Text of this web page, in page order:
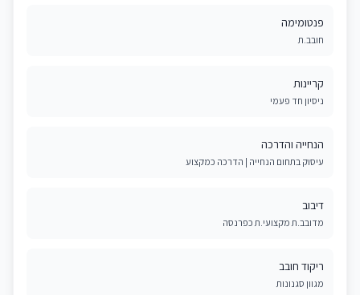
פנטומימה
חובב.ת
קריינות
ניסיון חד פעמי
הנחייה והדרכה
עיסוק בתחום הנחייה | הדרכה כמקצוע
דיבוב
מדובב.ת מקצועי.ת כפרנסה
ריקוד חובב
מגוון סגנונות